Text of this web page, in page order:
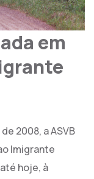
em
2008, a ASVB
Imigrante
hoje, à